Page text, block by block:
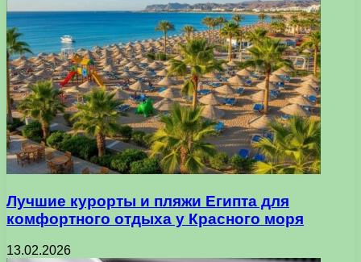
Лучшие курорты и пляжи Египта для
комфортного отдыха у Красного моря
13.02.2026